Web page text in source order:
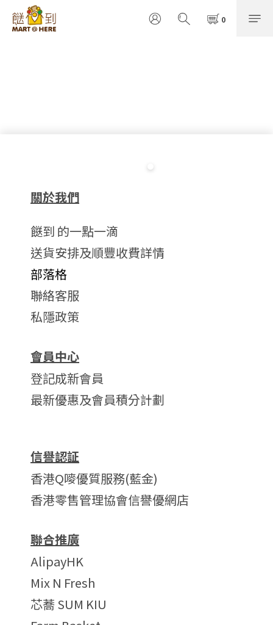
關於我們
餸到 的一點一滴
送貨安排及順豐收費詳情
部落格
聯絡客服
私隱政策
會員中心
登記成新會員
最新優惠及會員積分計劃
信譽認証
香港Q嘜優質服務(藍金)
香港零售管理協會信譽優網店
聯合推廣
AlipayHK
Mix N Fresh
芯蕎 SUM KIU